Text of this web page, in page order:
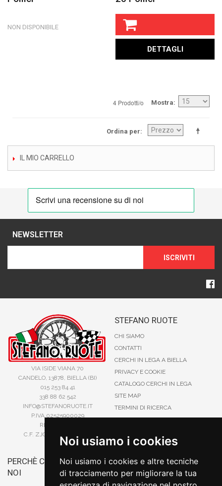
Noi usiamo i cookies
Noi usiamo i cookies e altre tecniche
di tracciamento per migliorare la tua
NON DISPONIBILE
DETTAGLI
4 Prodotti/o Mostra
Ordina per
IL MIO CARRELLO
NEWSLETTER
ISCRIVITI
VIA ISIDE VIANA 70
CANDELO, 13878, BIELLA (BI)
015 253 84 41
338 88 62 542
INFO@STEFANORUOTE.IT
P.IVA 02525900029
REA BI193453
C.F. ZJOSFN73H14A859X
STEFANO RUOTE
CHI SIAMO
CONTATTI
CERCHI IN LEGA A BIELLA
PRIVACY E COOKIE
CATALOGO CERCHI IN LEGA
SITE MAP
TERMINI DI RICERCA
PERCHÈ COMPRARE DA
NOI
BONIFICO
CARTA DI CREDITO
PAYPAL